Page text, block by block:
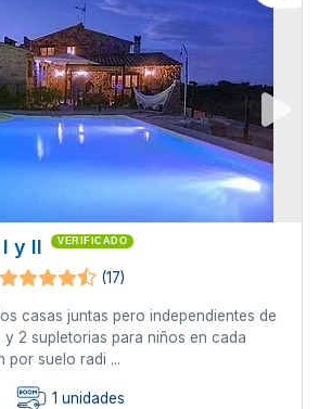
y II VERIFICADO
(17)
casas juntas pero independientes de
2 supletorias para niños en cada
por suelo radi ...
1 unidades